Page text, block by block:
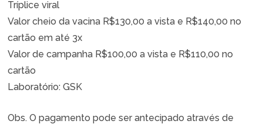
Tríplice viral
Valor cheio da vacina R$130,00 a vista e R$140,00 no
cartão em até 3x
Valor de campanha R$100,00 a vista e R$110,00 no
cartão
Laboratório: GSK
Obs. O pagamento pode ser antecipado através de